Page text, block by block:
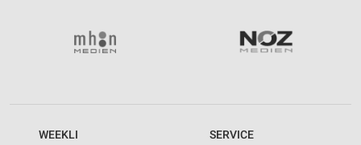
WEEKLI SERVICE